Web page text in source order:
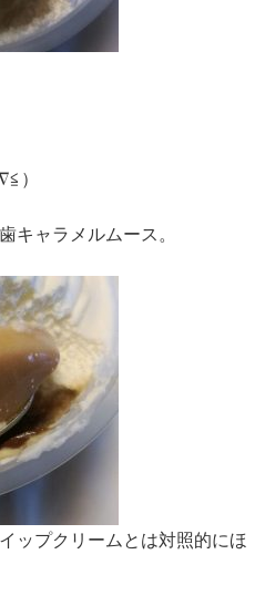
）
キャラメルムース。
ップクリームとは対照的にほ